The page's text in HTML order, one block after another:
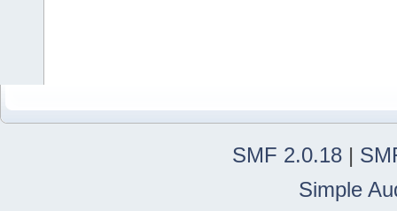
SMF 2.0.18 |
Simple